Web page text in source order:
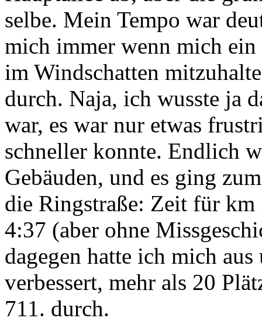
selbe. Mein Tempo war
mich immer wenn mich
im Windschatten
durch. Naja, ich wusste ja
war, es war nur etwas
schneller konnte. Endlich
Gebäuden, und es ging
die Ringstraße: Zeit für
4:37 (aber ohne
dagegen hatte ich mich
verbessert, mehr als 20
711. durch.